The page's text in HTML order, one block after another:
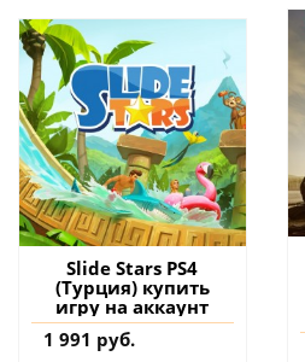
Slide Stars PS4
(Турция) купить
игру на аккаунт
1 991 руб.